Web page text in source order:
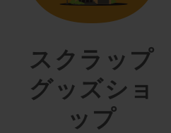
スクラップ
グッズショ
ップ